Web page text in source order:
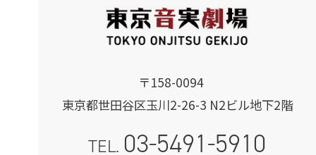
〒158-0094
東京都世田谷区玉川2-26-3 N2ビル地下2階
TEL. 03-5491-5910